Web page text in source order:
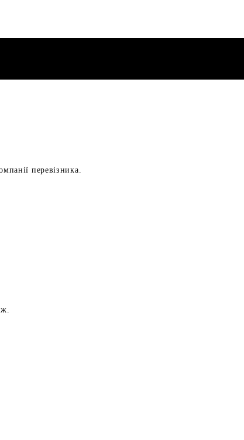
перевізника.